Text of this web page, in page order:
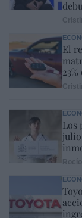
El
Los